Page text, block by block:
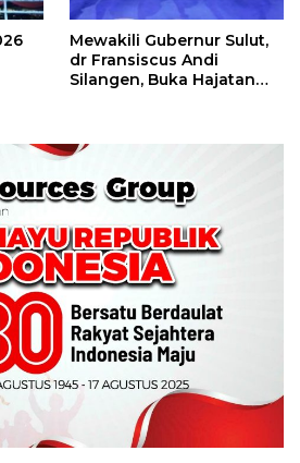
Mewakili Gubernur Sulut,
dr Fransiscus Andi
Silangen, Buka Hajatan